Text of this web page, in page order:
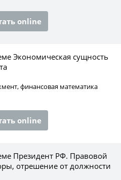
online
Экономическая сущность
финансовая математика
online
Президент РФ. Правовой
отрешение от должности